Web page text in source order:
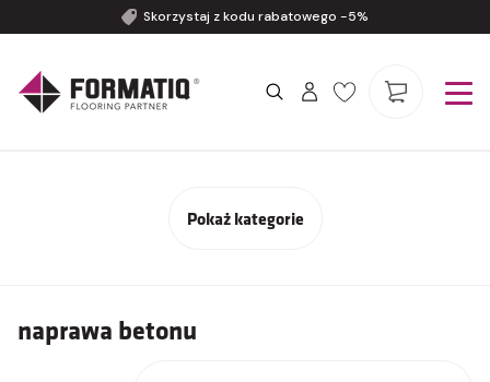
Skorzystaj z kodu rabatowego -5%
Pokaż kategorie
naprawa betonu